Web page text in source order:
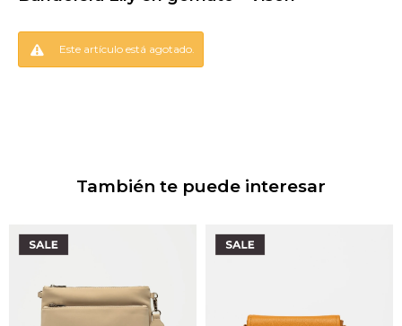
Este artículo está agotado.
También te puede interesar